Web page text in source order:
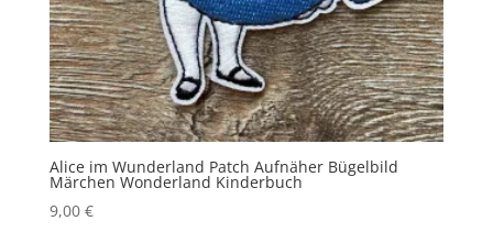
Alice im Wunderland Patch Aufnäher Bügelbild
Märchen Wonderland Kinderbuch
9,00 €